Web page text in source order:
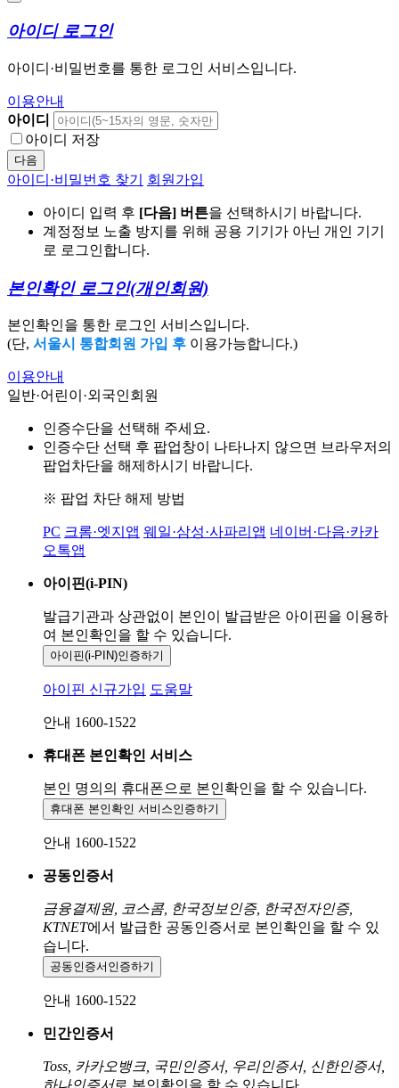
아이디 로그인
아이디·비밀번호를 통한 로그인 서비스입니다.
이용안내
아이디
아이디 저장
다음
아이디·비밀번호 찾기 회원가입
아이디 입력 후 [다음] 버튼을 선택하시기 바랍니다.
계정정보 노출 방지를 위해 공용 기기가 아닌 개인 기기
로 로그인합니다.
본인확인 로그인(개인회원)
본인확인을 통한 로그인 서비스입니다.
(단, 서울시 통합회원 가입 후 이용가능합니다.)
이용안내
일반·어린이·외국인회원
인증수단을 선택해 주세요.
인증수단 선택 후 팝업창이 나타나지 않으면 브라우저의
팝업차단을 해제하시기 바랍니다.
※ 팝업 차단 해제 방법
PC 크롬·엣지앱 웨일·삼성·사파리앱 네이버·다음·카카
오톡앱
아이핀(i-PIN)
발급기관과 상관없이 본인이 발급받은 아이핀을 이용하
여 본인확인을 할 수 있습니다.
아이핀(i-PIN)인증하기
아이핀 신규가입 도움말
안내 1600-1522
휴대폰 본인확인 서비스
본인 명의의 휴대폰으로 본인확인을 할 수 있습니다.
휴대폰 본인확인 서비스인증하기
안내 1600-1522
공동인증서
금융결제원, 코스콤, 한국정보인증, 한국전자인증,
KTNET에서 발급한 공동인증서로 본인확인을 할 수 있
습니다.
공동인증서 인증하기
안내 1600-1522
민간인증서
Toss, 카카오뱅크, 국민인증서, 우리인증서, 신한인증서,